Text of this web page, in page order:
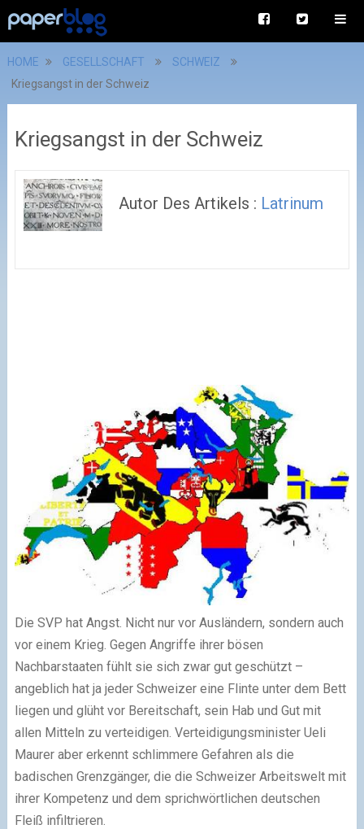
HOME GESELLSCHAFT
SCHWEIZ
Kriegsangst in der Schweiz
Kriegsangst in der Schweiz
Autor Des Artikels : Latrinum
Die SVP hat Angst. Nicht nur vor Ausländern, sondern auch
vor einem Krieg. Gegen Angriffe ihrer bösen
Nachbarstaaten fühlt sie sich zwar gut geschützt –
angeblich hat ja jeder Schweizer eine Flinte unter dem Bett
liegen und glüht vor Bereitschaft, sein Hab und Gut mit
allen Mitteln zu verteidigen. Verteidigungsminister Ueli
Maurer aber erkennt schlimmere Gefahren als die
badischen Grenzgänger, die die Schweizer Arbeitswelt mit
ihrer Kompetenz und dem sprichwörtlichen deutschen
Fleiß infiltrieren.